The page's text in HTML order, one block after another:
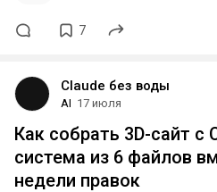
7
Claude без воды
AI 17 июля
Как собрать 3D-сайт с
система из 6 файлов
недели правок